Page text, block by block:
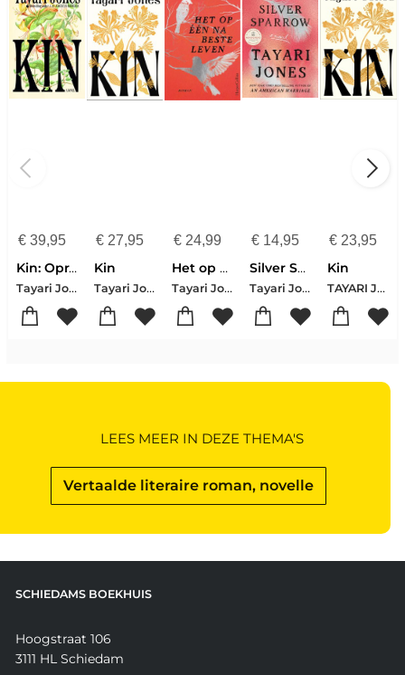
€39,95
Kin: Oprah's Book Club
Tayari Jones
€27,95
Kin
Tayari Jones
€ 24,99
Het op één na beste leven
Tayari Jones
€ 14,95
Silver Sparrow
Tayari Jones
€ 23,95
Kin
TAYARI JONES
Vertaalde literaire roman, novelle
LEES MEER IN DEZE THEMA'S
SCHIEDAMS BOEKHUIS
Hoogstraat 106
3111 HL Schiedam